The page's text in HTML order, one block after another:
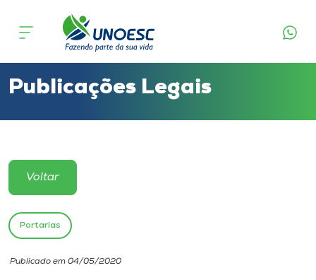
Cursos
Atendimento ao Estudante
Portal de Ensino
Unoesc
Publicações Legais
Voltar
Portarias
Publicado em 04/05/2020